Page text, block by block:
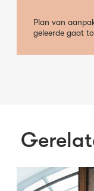
Plan van
geleerde gaat